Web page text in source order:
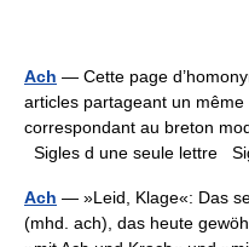
Ach — Cette page
articles partageant un
correspondant au breton
Sigles d une seule lettre
Ach — »Leid, Klage«: Das
(mhd. ach), das heute